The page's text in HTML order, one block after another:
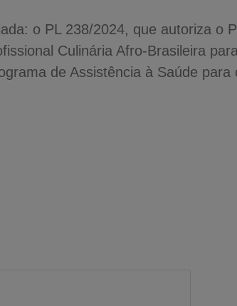
o PL 238/2024, que autoriza o
Culinária Afro-Brasileira
de Assistência à Saúde para